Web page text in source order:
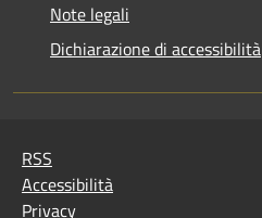
Note legali
Dichiarazione di accessibilità
RSS
Accessibilità
Privacy